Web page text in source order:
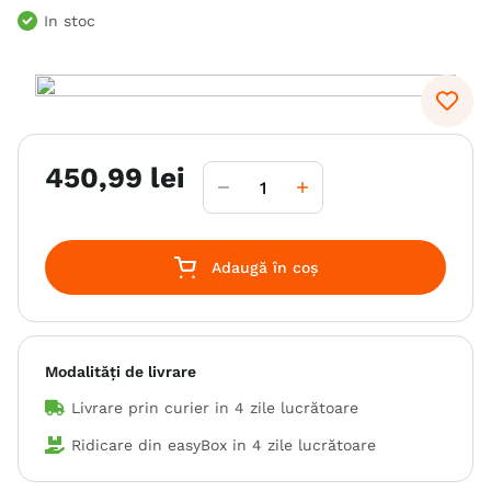
6.
hrana uscata câini
7. hypoallergenic
10. recompense caini
In stoc
450,99 lei
Adaugă în coș
Modalități de livrare
Livrare prin curier in 4 zile lucrătoare
Ridicare din easyBox in 4 zile lucrătoare